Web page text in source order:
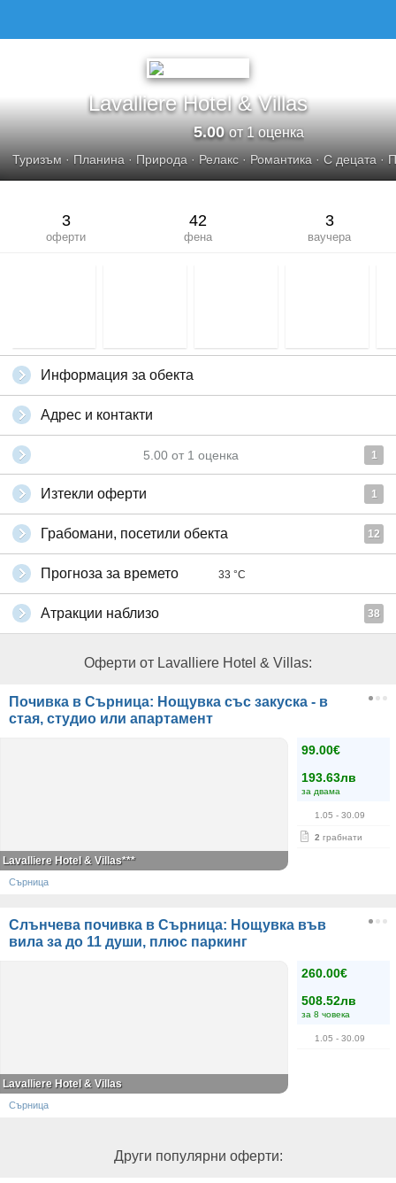
Lavalliere Hotel & Villas
5.00от 1 оценка
Туризъм · Планина · Природа · Релакс · Романтика · С децата ·
3
оферти
42
фена
3
ваучера
Информация за обекта
Адрес и контакти
5.00 от 1 оценка 1
Изтекли оферти 1
Грабомани, посетили обекта 12
Прогноза за времето 33 °C
Атракции наблизо 38
Оферти от Lavalliere Hotel & Villas:
Почивка в Сърница: Нощувка със закуска - в
стая, студио или апартамент
99.00€
193.63лв
за двама
1.05 - 30.09
2 грабнати
Lavalliere Hotel & Villas***
Сърница
Слънчева почивка в Сърница: Нощувкa във
вила за до 11 души, плюс паркинг
260.00€
508.52лв
за 8 човека
1.05 - 30.09
Lavalliere Hotel & Villas
Сърница
Други популярни оферти: